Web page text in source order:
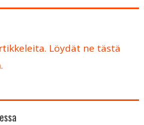
Löydät ne tästä